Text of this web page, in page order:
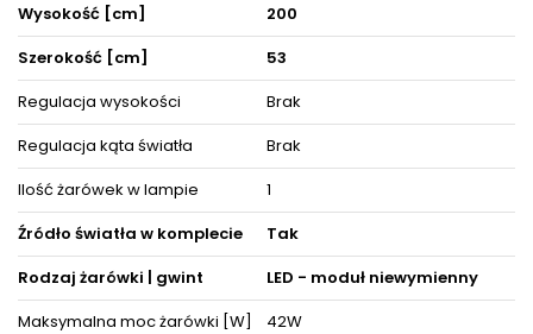
wyglądu i elegancji. Lampa posiada miejsce na 1 źródeł światła
LED - moduł niewymienny, o stopniu szczelności IP20.
Oświetlenie doskonale prezentuje się zarówno w towarzystwie
innych lamp, jak i pojedynczo oraz jako instalacje świetlne,
dzięki czemu można dopasować ją do różnego typu
pomieszczeń.
Produkt posiada certyfikaty zgodności i objęty jest gwarancją
producenta. Zestaw zawiera instrukcję obsługi oraz elementy
niezbędne do złożenia sprzętu.
ZOBACZ PODOBNE PRODUKTY W KATEGORIACH
Wysokość [cm]
200
Szerokość [cm]
53
Regulacja wysokości
Brak
Regulacja kąta światła
Brak
Ilość żarówek w lampie
1
Źródło światła w komplecie
Tak
Rodzaj żarówki | gwint
LED - moduł niewymienny
Maksymalna moc żarówki [W]
42W